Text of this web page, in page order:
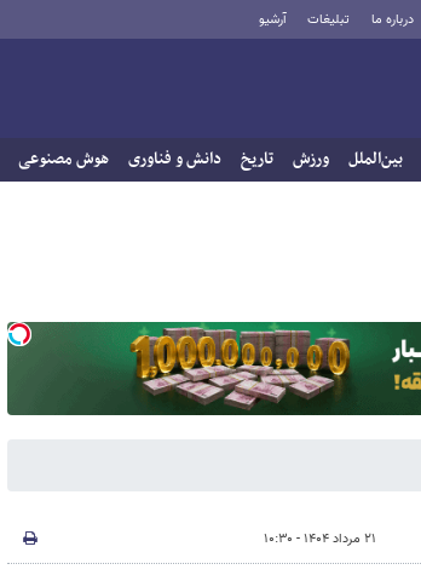
درباره ما تبلیغات آرشیو
بین‌الملل ورزش تاریخ دانش و فناوری هوش مصنوعی
۲۱ مرداد ۱۴۰۴ - ۱۰:۳۰